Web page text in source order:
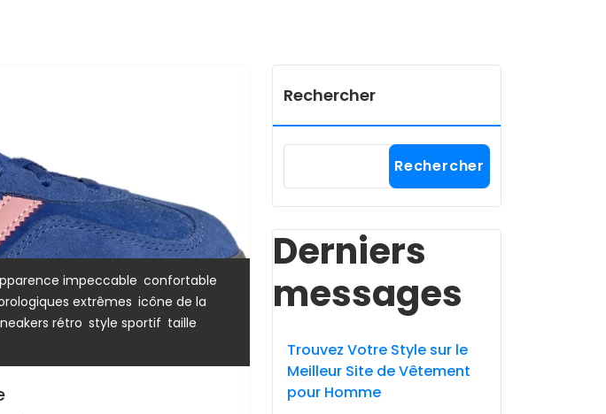
impeccable confortable
extrêmes icône de la
rétro style sportif taille
Rechercher
Rechercher
Derniers
messages
Trouvez Votre Style sur le
Meilleur Site de Vêtement
pour Homme